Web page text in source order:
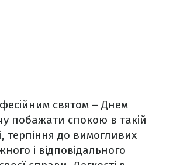
святом – Днем
побажати спокою в такій
терпіння до вимогливих
і відповідального